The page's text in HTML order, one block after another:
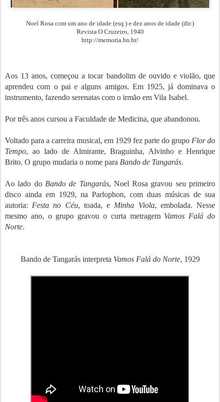
Noel Rosa com um ano de idade (esq.) e dez anos de idade (dir.)
Revista O Cruzeiro, 1940
http://memoria.bn.br/
Aos 13 anos, começou a tocar bandolim de ouvido e violão, que
aprendeu com o pai e alguns amigos. Em 1925, já dominava o
instrumento, fazendo serenatas com o irmão em Vila Isabel.
Por três anos cursou a Faculdade de Medicina, que abandonou.
Voltado para a carreira musical, em 1929 fez parte do grupo Flor do
Tempo, ao lado de Almirante, Braguinha, Alvinho e Henrique
Brito. O grupo mudaria o nome para Bando de Tangarás.
Ao lado do Bando de Tangarás, Noel Rosa gravou seu primeiro
disco ainda em 1929, na Parlophon, com duas músicas de sua
autoria: Festa no Céu, toada, e Minha Viola, embolada. Nesse
mesmo ano, o grupo gravou o curta metragem Vamos Falá do
Norte.
Bando de Tangarás interpreta Vamos Falá do Norte, 1929